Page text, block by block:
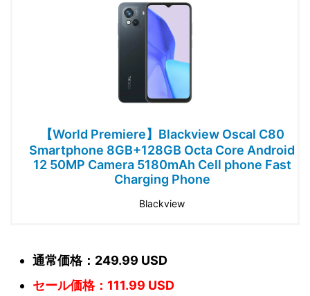
【World Premiere】Blackview Oscal C80
Smartphone 8GB+128GB Octa Core Android
12 50MP Camera 5180mAh Cell phone Fast
Charging Phone
Blackview
通常価格：249.99 USD
セール価格：111.99 USD